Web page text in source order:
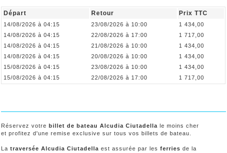
Départ Retour Prix TTC
14/08/2026 à 04:15 23/08/2026 à 10:00
1 434,00
14/08/2026 à 04:15
22/08/2026 à 17:00
1 717,00
14/08/2026 à 04:15
21/08/2026 à 10:00
1 434,00
14/08/2026 à 04:15
20/08/2026 à 10:00
1 434,00
15/08/2026 à 04:15
23/08/2026 à 10:00
1 434,00
15/08/2026 à 04:15
22/08/2026 à 17:00 1 717,00
Réservez votre billet de bateau Alcudia Ciutadella le moins cher
et profitez d'une remise exclusive sur tous vos billets de bateau.
La traversée Alcudia Ciutadella est assurée par les ferries de la